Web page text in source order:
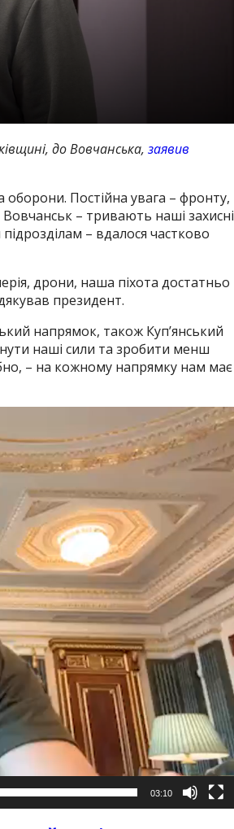
до Вовчанська, заявив
оборони. Постійна увага – фронту,
– тривають наші захисні
– вдалося частково
дрони, наша піхота достатньо
президент.
напрямок, також Куп’янський
наші сили та зробити менш
– на кожному напрямку нам має
03:10